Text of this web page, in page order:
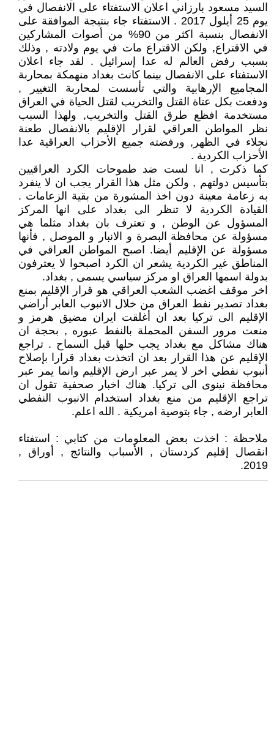
السيد مسعود بارزاني اعلان الاستفتاء على الانفصال في
يوم 25 أيلول 2017 . الاستفتاء جاء بنتيجة الموافقة على
الانفصال بنسبة اكثر من 90% من أصوات المشاركين
في الاقتراع, ولكن الاقتراع مات في يوم ولادته , وذلك
بسبب رفض العالم له عدا إسرائيل . لقد جاء اعلان
الاستفتاء على الانفصال بينما كانت بغداد منهمكة بمحاربة
المجاميع الإرهابية والتي تأسست لمحاربة التغيير ,
ودفعت بكل عتاة القتل والتخريب لقتل الحياة في العراق
مستخدمة افظع طرق القتل والتخريب, ولهذا السبب
نظر المواطن العراقي لقرار الإقليم بالانفصال طعنة
نجلاء في الظهر, ورفضته جميع الأحزاب العراقية عدا
الأحزاب الكردية .
كما ذكرت , انا لست ضد طموحات الكرد العراقيين
بتأسيس دولتهم , ولكن مثل هذا القرار يجب ان لا ينفرد
به زعامة معينة دون اخذ المشورة من بقية الزعامات .
القيادة الكردية لا تنظر الى بغداد على انها المركز
المسؤول عن الوطن , و تعترف بان بغداد مثلما هي
مسؤولة عن محافظة البصرة و الانبار و الموصل , فأنها
مسؤولة عن الإقليم أيضا. اصبح المواطن العراقي في
المناطق غير الكردية يشعر ان الكرد اصبحوا لا يعترفون
بدولة اسمها العراق او مركز سياسي يسمى , بغداد.
اخر موقف اغضب الشعب العراقي هو قرار الإقليم بمنع
بغداد تصدير نفط العراق من خلال الانبوب العابر أراضي
الإقليم الى تركيا بعد ان أغلقت ايران مضيق هرمز و
منعت مرور السفن المحملة بالنفط عبوره , بحجة ان
هناك مشاكل مع بغداد يجب حلها قبل السماح . تراجع
الإقليم عن هذا القرار بعد ان اتخذت بغداد قرارا بإصلاح
أنبوب نفطي اخر لا يمر عبر ارض الإقليم وانما يمر عبر
محافظة نينوى الى تركيا. هناك اخبار صحفية تقول ان
تراجع الإقليم من منع بغداد استخدام الانبوب النفطي
العابر ارضه , جاء بتوصية امريكية . الله اعلم.
ملاحظة : اخذت بعض المعلومات من كتابي : استفتاء
انقصال إقليم كردستان , الأسباب والنتائج , أوراق ,
2019.